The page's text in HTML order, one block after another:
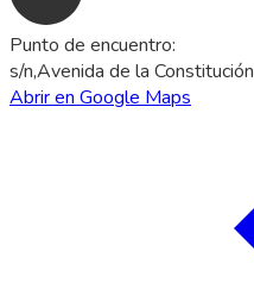
Punto de encuentro:
s/n,Avenida de la Constitución
Abrir en Google Maps